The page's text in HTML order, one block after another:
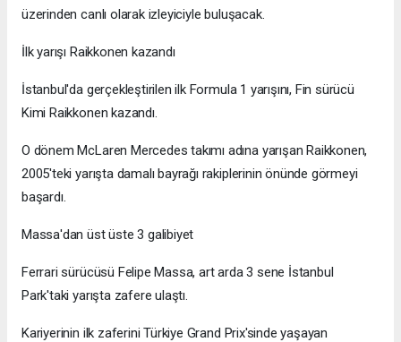
üzerinden canlı olarak izleyiciyle buluşacak.
İlk yarışı Raikkonen kazandı
İstanbul'da gerçekleştirilen ilk Formula 1 yarışını, Fin sürücü
Kimi Raikkonen kazandı.
O dönem McLaren Mercedes takımı adına yarışan Raikkonen,
2005'teki yarışta damalı bayrağı rakiplerinin önünde görmeyi
başardı.
Massa'dan üst üste 3 galibiyet
Ferrari sürücüsü Felipe Massa, art arda 3 sene İstanbul
Park'taki yarışta zafere ulaştı.
Kariyerinin ilk zaferini Türkiye Grand Prix'sinde yaşayan